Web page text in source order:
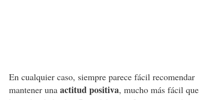
En cualquier caso, siempre parece fácil recomendar
mantener una actitud positiva, mucho más fácil que